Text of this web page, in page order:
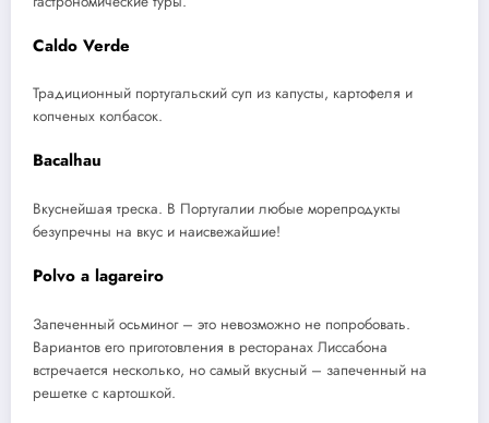
Caldo Verde
Традиционный португальский суп из капусты, картофеля и
копченых колбасок.
Bacalhau
Вкуснейшая треска. В Португалии любые морепродукты
безупречны на вкус и наисвежайшие!
Polvo a lagareiro
Запеченный осьминог – это невозможно не попробовать.
Вариантов его приготовления в ресторанах Лиссабона
встречается несколько, но самый вкусный – запеченный на
решетке с картошкой.